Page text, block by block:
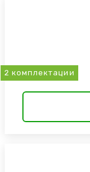
2 комплектации